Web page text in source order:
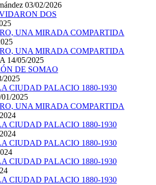
03/02/2026
DOS
UNA MIRADA COMPARTIDA
UNA MIRADA COMPARTIDA
14/05/2025
DE SOMAO
2025
CIUDAD PALACIO 1880-1930
01/2025
UNA MIRADA COMPARTIDA
CIUDAD PALACIO 1880-1930
CIUDAD PALACIO 1880-1930
CIUDAD PALACIO 1880-1930
CIUDAD PALACIO 1880-1930